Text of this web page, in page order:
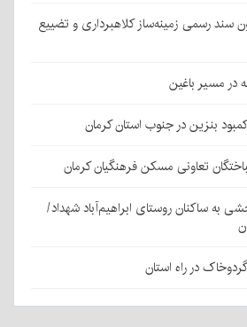
رسمی زمینه‌ساز کلاهبرداری و تضییع
بنزین در جنوب استان کرمان
تعاونی مسکن فرهنگیان کرمان
به ساکنان روستای ابراهیم‌آباد شهداد/
در راه استان